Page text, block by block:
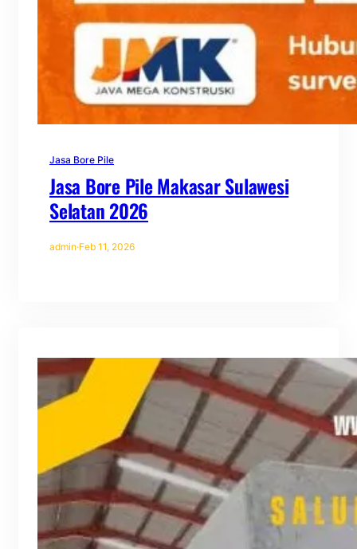
Jasa Bore Pile
Jasa Bore Pile Makasar Sulawesi
Selatan 2026
admin·Feb 11, 2026